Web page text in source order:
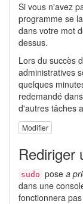
Si vous n'avez
programme se
dans votre mot
dessus.
Lors du succès
administratives
quelques
redemandé
d'autres tâches
Modifier
Rediriger
sudo pose a
dans une
fonctionnera